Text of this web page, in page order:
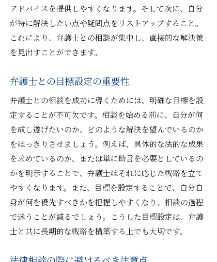
アドバイスを提供しやすくなります。そして次に、自分
が特に解決したい点や疑問点をリストアップすること。
これにより、弁護士との相談が集中し、直接的な解決策
を見出すことができます。
弁護士との目標設定の重要性
弁護士との相談を成功に導くためには、明確な目標を設
定することが不可欠です。相談を始める前に、自分が何
を成し遂げたいのか、どのような解決を望んでいるのか
をはっきりさせましょう。例えば、具体的な法的な成果
を求めているのか、または単に助言を必要としているの
かを明示することで、弁護士はそれに応じた戦略を立て
やすくなります。また、目標を設定することで、自分自
身が何を優先すべきかを把握しやすくなり、相談の過程
で迷うことが減るでしょう。こうした目標設定は、弁護
士と共に長期的な戦略を構築する上でも大切です。